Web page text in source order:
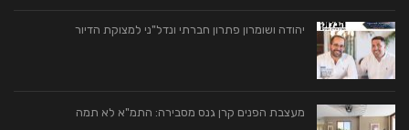
יהודה ושומרון פתרון חברתי ונדל"ני למצוקת הדיור
מעצבת הפנים קרן גנס מסבירה: התמ"א לא תמה